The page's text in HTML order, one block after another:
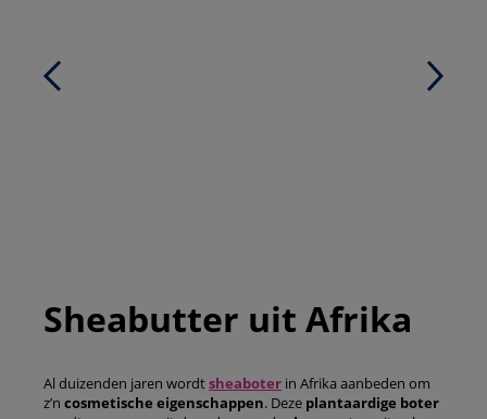
Sheabutter uit Afrika
Al duizenden jaren wordtsheaboter in Afrika aanbeden om
z’n cosmetische eigenschappen. Deze plantaardige boter